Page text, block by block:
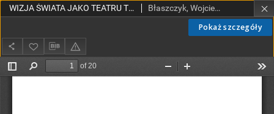
Pokaż szczegóły
WIZJA ŚWIATA JAKO TEATRU TRAGEDII U MIKOŁAJA BIERDIAJEWA Błaszczyk, Wojciech, ks.